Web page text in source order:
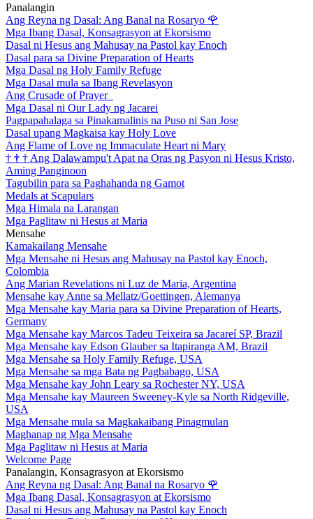
Panalangin
Ang Reyna ng Dasal: Ang Banal na Rosaryo 🌹
Mga Ibang Dasal, Konsagrasyon at Ekorsismo
Dasal ni Hesus ang Mahusay na Pastol kay Enoch
Dasal para sa Divine Preparation of Hearts
Mga Dasal ng Holy Family Refuge
Mga Dasal mula sa Ibang Revelasyon
Ang Crusade of Prayer
Mga Dasal ni Our Lady ng Jacarei
Pagpapahalaga sa Pinakamalinis na Puso ni San Jose
Dasal upang Magkaisa kay Holy Love
Ang Flame of Love ng Immaculate Heart ni Mary
† † † Ang Dalawampu't Apat na Oras ng Pasyon ni Hesus Kristo,
Aming Panginoon
Tagubilin para sa Paghahanda ng Gamot
Medals at Scapulars
Mga Himala na Larangan
Mga Paglitaw ni Hesus at Maria
Mensahe
Kamakailang Mensahe
Mga Mensahe ni Hesus ang Mahusay na Pastol kay Enoch,
Colombia
Ang Marian Revelations ni Luz de Maria, Argentina
Mensahe kay Anne sa Mellatz/Goettingen, Alemanya
Mga Mensahe kay Maria para sa Divine Preparation of Hearts,
Germany
Mga Mensahe kay Marcos Tadeu Teixeira sa Jacareí SP, Brazil
Mga Mensahe kay Edson Glauber sa Itapiranga AM, Brazil
Mga Mensahe sa Holy Family Refuge, USA
Mga Mensahe sa mga Bata ng Pagbabago, USA
Mga Mensahe kay John Leary sa Rochester NY, USA
Mga Mensahe kay Maureen Sweeney-Kyle sa North Ridgeville,
USA
Mga Mensahe mula sa Magkakaibang Pinagmulan
Maghanap ng Mga Mensahe
Mga Paglitaw ni Hesus at Maria
Welcome Page
Panalangin, Konsagrasyon at Ekorsismo
Ang Reyna ng Dasal: Ang Banal na Rosaryo 🌹
Mga Ibang Dasal, Konsagrasyon at Ekorsismo
Dasal ni Hesus ang Mahusay na Pastol kay Enoch